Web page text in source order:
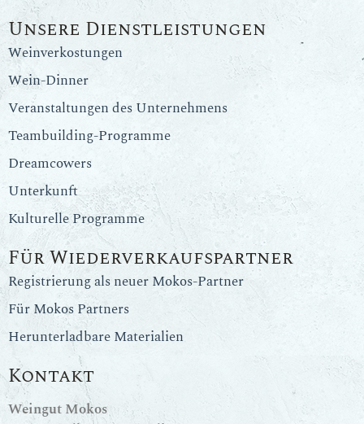
Unsere Dienstleistungen
Weinverkostungen
Wein-Dinner
Veranstaltungen des Unternehmens
Teambuilding-Programme
Dreamcowers
Unterkunft
Kulturelle Programme
Für Wiederverkaufspartner
Registrierung als neuer Mokos-Partner
Für Mokos Partners
Herunterladbare Materialien
Kontakt
Weingut Mokos